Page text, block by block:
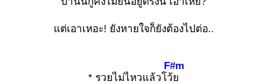
แต่เอาเหอะ! ยังหายใจก็ยังต้องไปต่อ..
* รวยไม่ไหวแล้วโว้ย
F#m